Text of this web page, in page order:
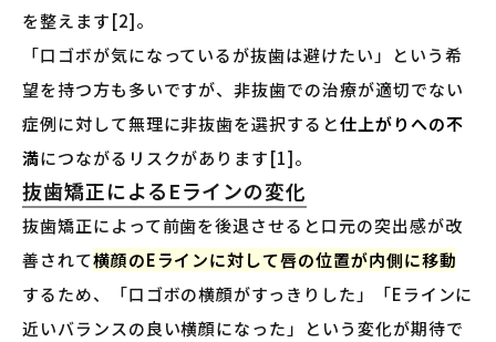
を整えます[2]。
「口ゴボが気になっているが抜歯は避けたい」という希
望を持つ方も多いですが、非抜歯での治療が適切でない
症例に対して無理に非抜歯を選択すると仕上がりへの不
満につながるリスクがあります[1]。
抜歯矯正によるEラインの変化
抜歯矯正によって前歯を後退させると口元の突出感が改
善されて横顔のEラインに対して唇の位置が内側に移動
するため、「口ゴボの横顔がすっきりした」「Eラインに
近いバランスの良い横顔になった」という変化が期待で